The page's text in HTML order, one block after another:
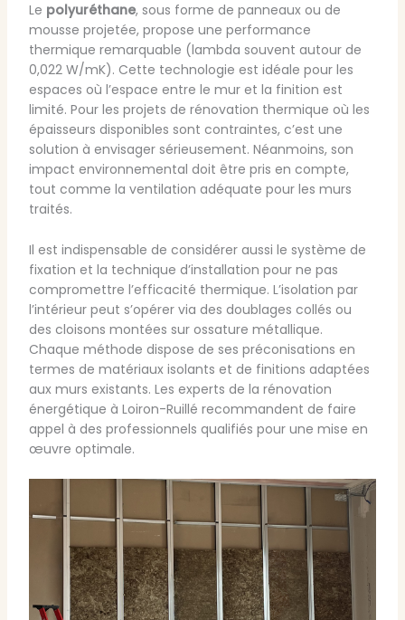
Le polyuréthane, sous forme de panneaux ou de
mousse projetée, propose une performance
thermique remarquable (lambda souvent autour de
0,022 W/mK). Cette technologie est idéale pour les
espaces où l’espace entre le mur et la finition est
limité. Pour les projets de rénovation thermique où les
épaisseurs disponibles sont contraintes, c’est une
solution à envisager sérieusement. Néanmoins, son
impact environnemental doit être pris en compte,
tout comme la ventilation adéquate pour les murs
traités.
Il est indispensable de considérer aussi le système de
fixation et la technique d’installation pour ne pas
compromettre l’efficacité thermique. L’isolation par
l’intérieur peut s’opérer via des doublages collés ou
des cloisons montées sur ossature métallique.
Chaque méthode dispose de ses préconisations en
termes de matériaux isolants et de finitions adaptées
aux murs existants. Les experts de la rénovation
énergétique à Loiron-Ruillé recommandent de faire
appel à des professionnels qualifiés pour une mise en
œuvre optimale.